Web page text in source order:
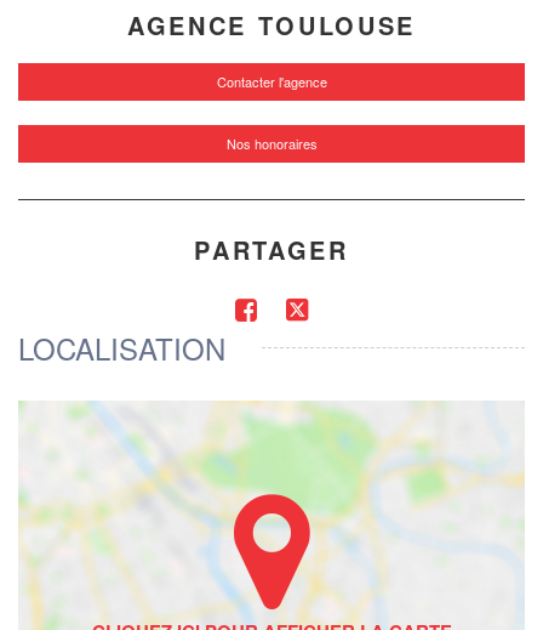
AGENCE TOULOUSE
Contacter l'agence
Nos honoraires
PARTAGER
LOCALISATION